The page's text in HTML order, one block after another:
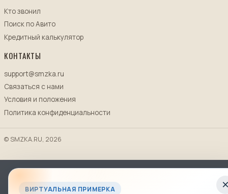
Кто звонил
Поиск по Авито
Кредитный калькулятор
КОНТАКТЫ
support@smzka.ru
Связаться с нами
Условия и положения
Политика конфиденциальности
© SMZKA.RU, 2026
ВИРТУАЛЬНАЯ ПРИМЕРКА